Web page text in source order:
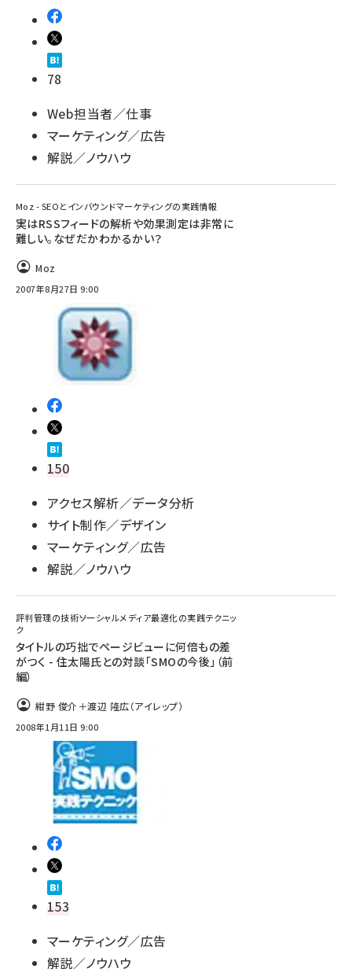
78
Web担当者／仕事
マーケティング／広告
解説／ノウハウ
Moz - SEOとインバウンドマーケティングの実践情報
実はRSSフィードの解析や効果測定は非常に
難しい。なぜだかわかるかい？
Moz
2007年8月27日 9:00
150
アクセス解析／データ分析
サイト制作／デザイン
マーケティング／広告
解説／ノウハウ
評判管理の技術――ソーシャルメディア最適化の実践テクニッ
ク
タイトルの巧拙でページビューに何倍もの差
がつく - 住太陽氏との対談「SMOの今後」（前
編）
紺野 俊介＋渡辺 隆広（アイレップ）
2008年1月11日 9:00
153
マーケティング／広告
解説／ノウハウ